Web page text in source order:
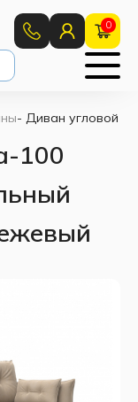
0
- Диван угловой
100